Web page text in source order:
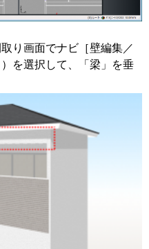
り画面でナビ［壁編集／
を選択して、「梁」を垂